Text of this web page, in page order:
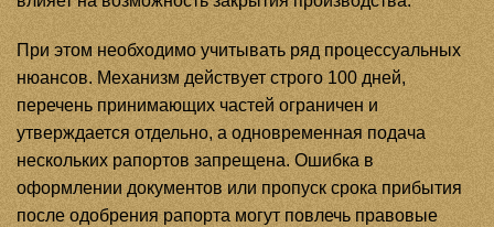
При этом необходимо учитывать ряд процессуальных
нюансов. Механизм действует строго 100 дней,
перечень принимающих частей ограничен и
утверждается отдельно, а одновременная подача
нескольких рапортов запрещена. Ошибка в
оформлении документов или пропуск срока прибытия
после одобрения рапорта могут повлечь правовые